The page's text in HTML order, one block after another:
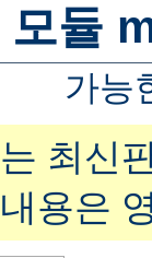
모듈
가능
최신
용은